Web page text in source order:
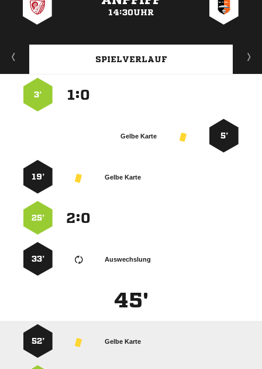
14:30UHR
SPIELVERLAUF
:
3’
5’
Gelbe Karte
Gelbe Karte
19’
:
25’
Auswechslung
33’
45'
Gelbe Karte
52’